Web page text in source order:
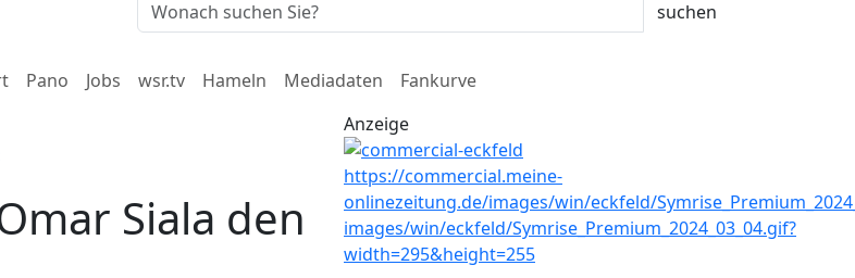
Pano Jobs wsr.tv Hameln Mediadaten
Fankurve
Siala den
Anzeige